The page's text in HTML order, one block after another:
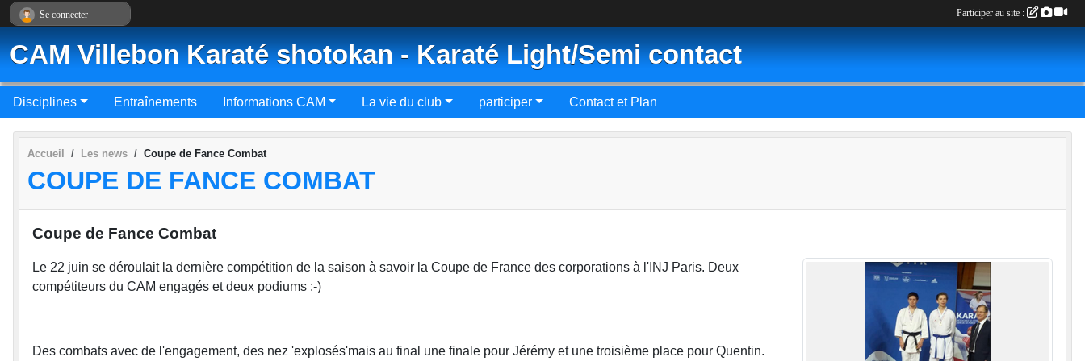
CAM Villebon Karaté shotokan - Karaté Light/Semi contact
Disciplines Entraînements Informations CAM La vie du club participer Contact et Plan
Accueil Les news Coupe de Fance Combat
COUPE DE FANCE COMBAT
Coupe de Fance Combat
Le 22 juin se déroulait la dernière compétition de la saison à savoir la Coupe de France des corporations à l'INJ Paris. Deux
compétiteurs du CAM engagés et deux podiums :-)
Des combats avec de l'engagement, des nez 'explosés'mais au final une finale pour Jérémy et une troisième place pour Quentin.
Se connecter Participer au site :
Panneau de gestion des cookies